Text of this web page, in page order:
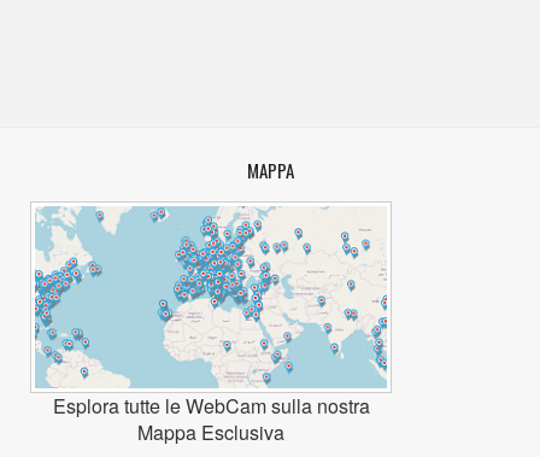
MAPPA
Esplora tutte le WebCam sulla nostra
Mappa Esclusiva